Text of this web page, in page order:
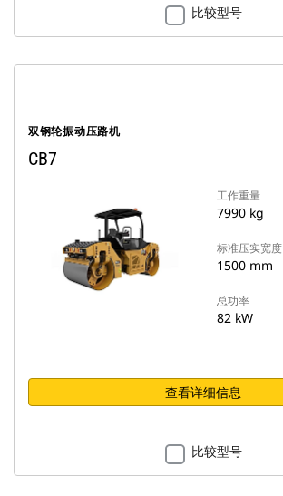
比较型号
双钢轮振动压路机
CB7
工作重量
7990 kg
标准压实宽度
1500 mm
总功率
82 kW
查看详细信息
比较型号